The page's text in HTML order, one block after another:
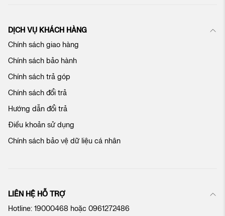
c
ủ
a
h
ú
g
t
i
DỊCH VỤ KHÁCH HÀNG
Chính sách giao hàng
Chính sách bảo hành
Chính sách trả góp
Chính sách đổi trả
Hướng dẫn đổi trả
Điều khoản sử dụng
Chính sách bảo vệ dữ liệu cá nhân
LIÊN HỆ HỖ TRỢ
Hotline: 19000468 hoặc 0961272486